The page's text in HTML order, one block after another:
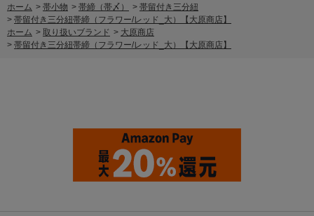
ホーム > 帯小物 > 帯締（帯〆） > 帯留付き三分紐
> 帯留付き三分紐帯締（フラワー/レッド_大）【大原商店】
ホーム > 取り扱いブランド > 大原商店
> 帯留付き三分紐帯締（フラワー/レッド_大）【大原商店】